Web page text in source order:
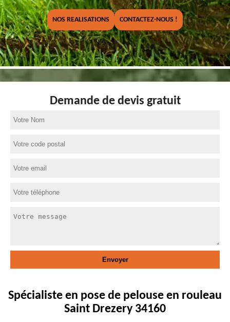
NOS REALISATIONS CONTACTEZ-NOUS !
Demande de devis gratuit
Spécialiste en pose de pelouse en rouleau
Saint Drezery 34160